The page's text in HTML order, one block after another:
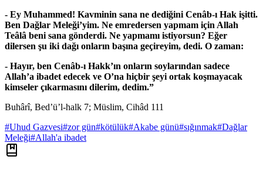
- Ey Muhammed! Kavminin sana ne dediğini Cenâb-ı Hak işitti.
Ben Dağlar Meleği’yim. Ne emredersen yapmam için Allah
Teâlâ beni sana gönderdi. Ne yapmamı istiyorsun? Eğer
dilersen şu iki dağı onların başına geçireyim, dedi. O zaman:
- Hayır, ben Cenâb-ı Hakk’ın onların soylarından sadece
Allah’a ibadet edecek ve O’na hiçbir şeyi ortak koşmayacak
kimseler çıkarmasını dilerim, dedim.”
Buhârî, Bed’ü’l-halk 7; Müslim, Cihâd 111
#Uhud Gazvesi#zor gün#kötülük#Akabe günü#sığınmak#Dağlar
Meleği#Allah'a ibadet